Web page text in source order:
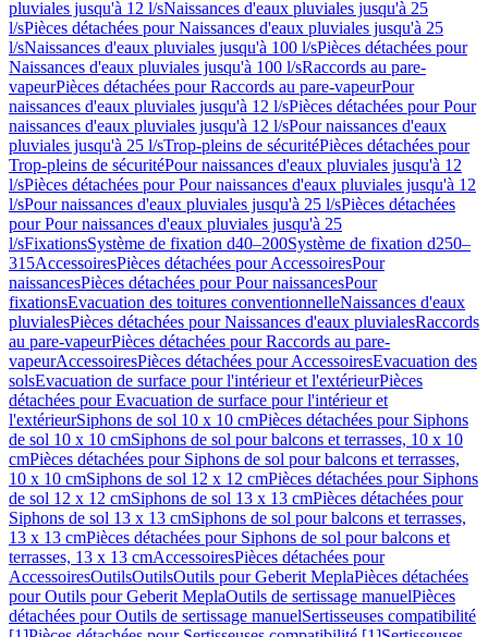
pluviales jusqu'à 12 l/sNaissances d'eaux pluviales jusqu'à 25
l/sPièces détachées pour Naissances d'eaux pluviales jusqu'à 25
l/sNaissances d'eaux pluviales jusqu'à 100 l/sPièces détachées pour
Naissances d'eaux pluviales jusqu'à 100 l/sRaccords au pare-
vapeurPièces détachées pour Raccords au pare-vapeurPour
naissances d'eaux pluviales jusqu'à 12 l/sPièces détachées pour Pour
naissances d'eaux pluviales jusqu'à 12 l/sPour naissances d'eaux
pluviales jusqu'à 25 l/sTrop-pleins de sécuritéPièces détachées pour
Trop-pleins de sécuritéPour naissances d'eaux pluviales jusqu'à 12
l/sPièces détachées pour Pour naissances d'eaux pluviales jusqu'à 12
l/sPour naissances d'eaux pluviales jusqu'à 25 l/sPièces détachées
pour Pour naissances d'eaux pluviales jusqu'à 25
l/sFixationsSystème de fixation d40–200Système de fixation d250–
315AccessoiresPièces détachées pour AccessoiresPour
naissancesPièces détachées pour Pour naissancesPour
fixationsEvacuation des toitures conventionnelleNaissances d'eaux
pluvialesPièces détachées pour Naissances d'eaux pluvialesRaccords
au pare-vapeurPièces détachées pour Raccords au pare-
vapeurAccessoiresPièces détachées pour AccessoiresEvacuation des
solsEvacuation de surface pour l'intérieur et l'extérieurPièces
détachées pour Evacuation de surface pour l'intérieur et
l'extérieurSiphons de sol 10 x 10 cmPièces détachées pour Siphons
de sol 10 x 10 cmSiphons de sol pour balcons et terrasses, 10 x 10
cmPièces détachées pour Siphons de sol pour balcons et terrasses,
10 x 10 cmSiphons de sol 12 x 12 cmPièces détachées pour Siphons
de sol 12 x 12 cmSiphons de sol 13 x 13 cmPièces détachées pour
Siphons de sol 13 x 13 cmSiphons de sol pour balcons et terrasses,
13 x 13 cmPièces détachées pour Siphons de sol pour balcons et
terrasses, 13 x 13 cmAccessoiresPièces détachées pour
AccessoiresOutilsOutilsOutils pour Geberit MeplaPièces détachées
pour Outils pour Geberit MeplaOutils de sertissage manuelPièces
détachées pour Outils de sertissage manuelSertisseuses compatibilité